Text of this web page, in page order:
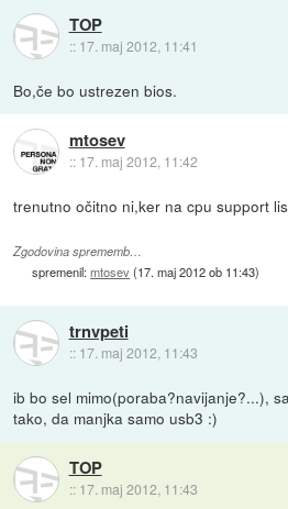
TOP
:: 17. maj 2012, 11:41
Bo,če bo ustrezen bios.
mtosev
:: 17. maj 2012, 11:42
trenutno očitno ni,ker na cpu support
Zgodovina sprememb…
spremenil:mtosev(17. maj 2012 ob 11:43)
trnvpeti
:: 17. maj 2012, 11:43
ib bo sel mimo(poraba?navijanje?...),
tako, da manjka samo usb3 :)
TOP
:: 17. maj 2012, 11:43